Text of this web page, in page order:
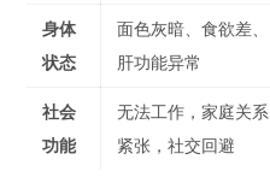
身体
状态
面色灰暗、食欲差、
肝功能异常
社会
功能
无法工作，家庭关系
紧张，社交回避